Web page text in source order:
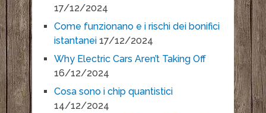
17/12/2024
Come funzionano e i rischi dei bonifici
istantanei 17/12/2024
Why Electric Cars Aren’t Taking Off
16/12/2024
Cosa sono i chip quantistici
14/12/2024